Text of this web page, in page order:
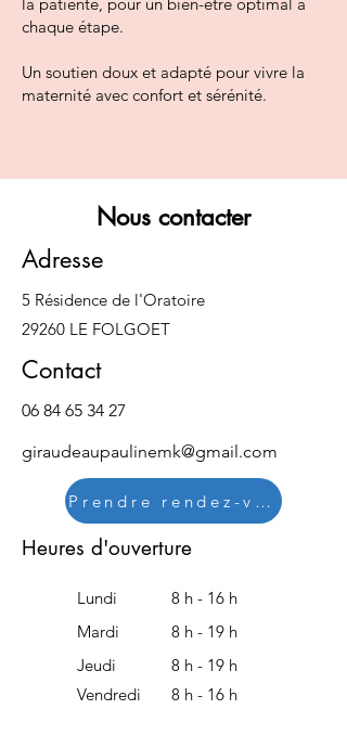
chaque étape.
Un soutien doux et adapté pour vivre la
maternité avec confort et sérénité.
Nous contacter
Adresse
5 Résidence de l'Oratoire
29260 LE FOLGOET
Contact
06 84 65 34 27
giraudeaupaulinemk@gmail.com
Prendre rendez-vous
Heures d'ouverture
Lundi
Mardi
Jeudi
Vendredi
8 h - 16 h
8 h - 19 h
8 h - 19 h
8 h - 16 h